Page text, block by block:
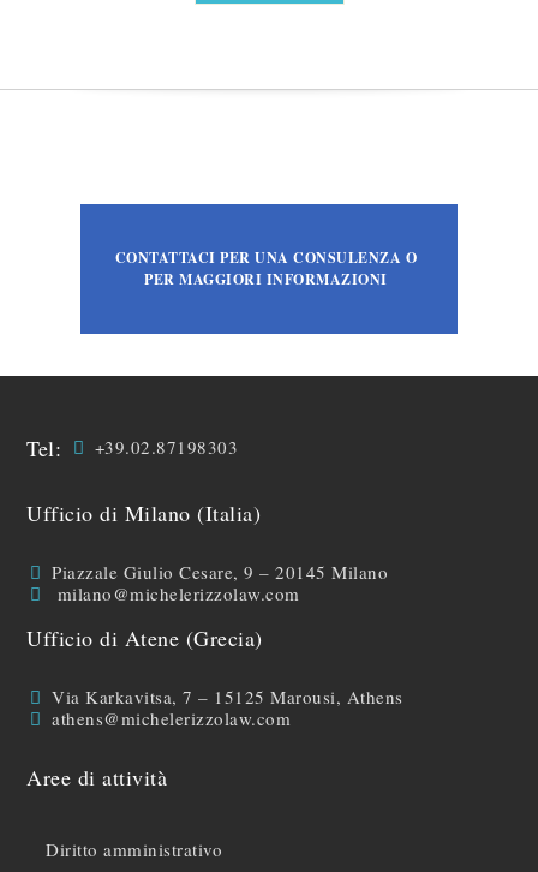
CONTATTACI PER UNA CONSULENZA O
PER MAGGIORI INFORMAZIONI
Tel: +39.02.87198303
Ufficio di Milano (Italia)
Piazzale Giulio Cesare, 9 – 20145 Milano
milano@michelerizzolaw.com
Ufficio di Atene (Grecia)
Via Karkavitsa, 7 – 15125 Marousi, Athens
athens@michelerizzolaw.com
Aree di attività
Diritto amministrativo